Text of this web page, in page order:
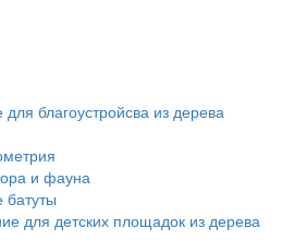
благоустройсва из дерева
и фауна
батуты
для детских площадок из дерева